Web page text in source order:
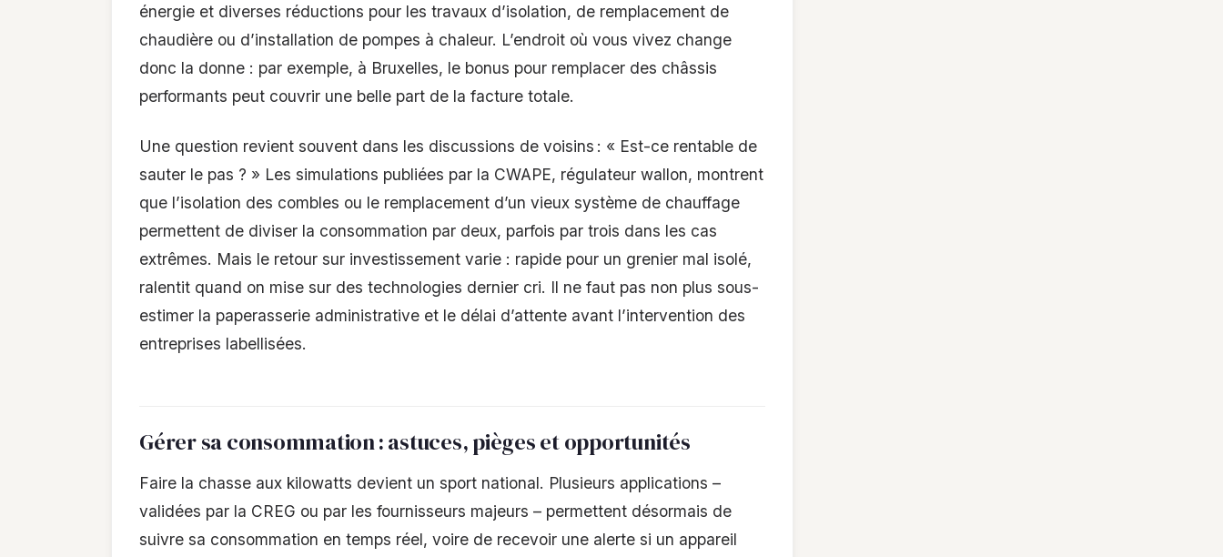
énergie et diverses réductions pour les travaux d’isolation, de remplacement de
chaudière ou d’installation de pompes à chaleur. L’endroit où vous vivez change
donc la donne : par exemple, à Bruxelles, le bonus pour remplacer des châssis
performants peut couvrir une belle part de la facture totale.
Une question revient souvent dans les discussions de voisins : « Est-ce rentable de
sauter le pas ? » Les simulations publiées par la CWAPE, régulateur wallon, montrent
que l’isolation des combles ou le remplacement d’un vieux système de chauffage
permettent de diviser la consommation par deux, parfois par trois dans les cas
extrêmes. Mais le retour sur investissement varie : rapide pour un grenier mal isolé,
ralentit quand on mise sur des technologies dernier cri. Il ne faut pas non plus sous-
estimer la paperasserie administrative et le délai d’attente avant l’intervention des
entreprises labellisées.
Gérer sa consommation : astuces, pièges et opportunités
Faire la chasse aux kilowatts devient un sport national. Plusieurs applications –
validées par la CREG ou par les fournisseurs majeurs – permettent désormais de
suivre sa consommation en temps réel, voire de recevoir une alerte si un appareil